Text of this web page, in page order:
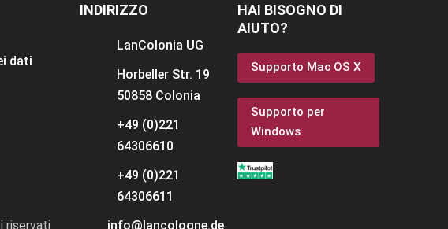
dati
INDIRIZZO
LanColonia UG
Horbeller Str. 19
50858 Colonia
+49 (0)221
64306610
+49 (0)221
64306611
info@lancologne.de
HAI BISOGNO DI
AIUTO?
Supporto Mac OS X
Supporto per
Windows
riservati